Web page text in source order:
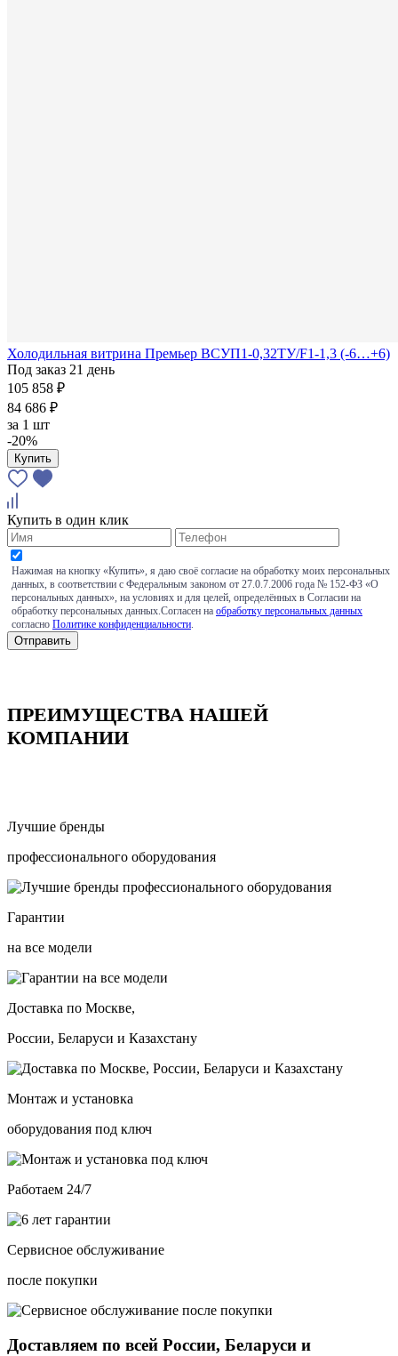
Холодильная витрина Премьер ВСУП1-0,32ТУ/F1-1,3 (-6…+6)
Под заказ 21 день
105 858 ₽
84 686 ₽
за 1 шт
-20%
Купить
Купить в один клик
Нажимая на кнопку «Купить», я даю своё согласие на обработку моих персональных
данных, в соответствии с Федеральным законом от 27.0.7.2006 года № 152-ФЗ «О
персональных данных», на условиях и для целей, определённых в Согласии на
обработку персональных данных.Согласен на обработку персональных данных
согласно Политике конфиденциальности
ПРЕИМУЩЕСТВА НАШЕЙ
КОМПАНИИ
Лучшие бренды
профессионального оборудования
Гарантии
на все модели
Доставка по Москве,
России, Беларуси и Казахстану
Монтаж и установка
оборудования под ключ
Работаем 24/7
Сервисное обслуживание
после покупки
Доставляем по всей России, Беларуси и